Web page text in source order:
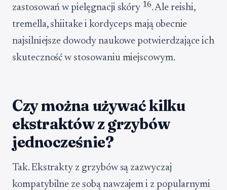
zastosowań w pielęgnacji skóry16. Ale reishi,
tremella, shiitake i kordyceps mają obecnie
najsilniejsze dowody naukowe potwierdzające ich
skuteczność w stosowaniu miejscowym.
Czy można używać kilku
ekstraktów z grzybów
jednocześnie?
Tak. Ekstrakty z grzybów są zazwyczaj
kompatybilne ze sobą nawzajem i z popularnymi